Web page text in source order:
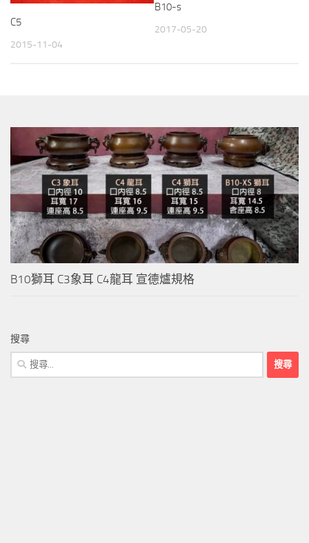
C5
2015-11-04
B10-s
2017-05-20
B10獅耳 C3象耳 C4龍耳 宣德爐規格
搜尋
搜
尋